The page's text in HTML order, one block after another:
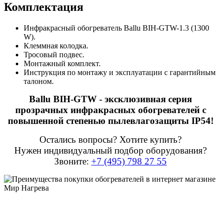
Комплектация
Инфракрасный обогреватель Ballu BIH-GTW-1.3 (1300
W).
Клеммная колодка.
Тросовый подвес.
Монтажный комплект.
Инструкция по монтажу и эксплуатации с гарантийным
талоном.
Ballu BIH-GTW - эксклюзивная серия
прозрачных инфракрасных обогревателей с
повышенной степенью пылевлагозащиты IP54!
Остались вопросы? Хотите купить?
Нужен индивидуальный подбор оборудования?
Звоните: +7 (495) 798 27 55